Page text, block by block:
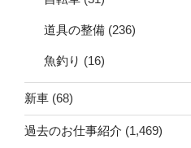
道具の整備 (236)
魚釣り (16)
新車 (68)
過去のお仕事紹介 (1,469)